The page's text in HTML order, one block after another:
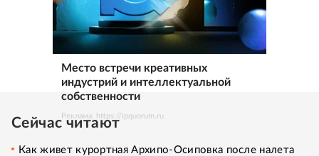
Место встречи креативных
индустрий и интеллектуальной
собственности
Реклама. https://ipquorum.ru
Сейчас читают
Как живет курортная Архипо-Осиповка после налета